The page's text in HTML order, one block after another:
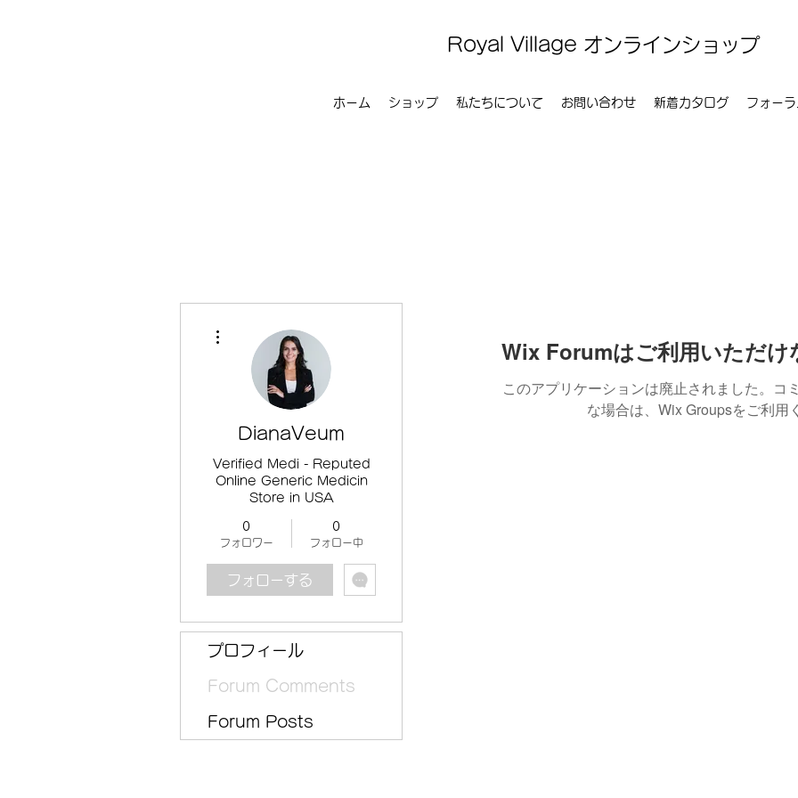
Royal Village オンラインショップ
ホーム ショップ 私たちについて お問い合わせ 新着カタログ フォーラ
Wix Forumはご利用いただけ
このアプリケーションは廃止されました。コ
な場合は、Wix Groupsをご利用
DianaVeum
Verified Medi - Reputed
Online Generic Medicin
Store in USA
0
フォロワー
0
フォロー中
フォローする
プロフィール
Forum Comments
Forum Posts